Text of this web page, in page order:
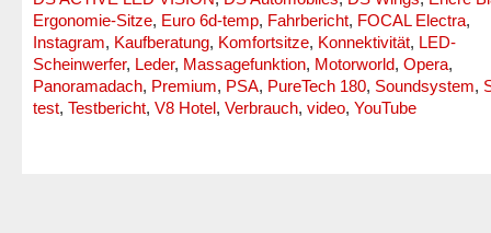
Ergonomie-Sitze, Euro 6d-temp, Fahrbericht, FOCAL Electra,
Instagram, Kaufberatung, Komfortsitze, Konnektivität, LED-
Scheinwerfer, Leder, Massagefunktion, Motorworld, Opera,
Panoramadach, Premium, PSA, PureTech 180, Soundsystem,
test, Testbericht, V8 Hotel, Verbrauch, video, YouTube